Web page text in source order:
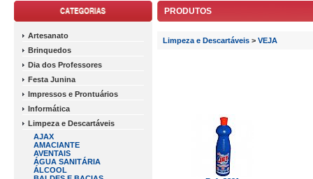
Artesanato
Brinquedos
Dia dos Professores
Festa Junina
Impressos e Prontuários
Informática
Limpeza e Descartáveis
AJAX
AMACIANTE
AVENTAIS
ÁGUA SANITÁRIA
ÁLCOOL
PRODUTOS
Limpeza e Descartáveis > VEJA